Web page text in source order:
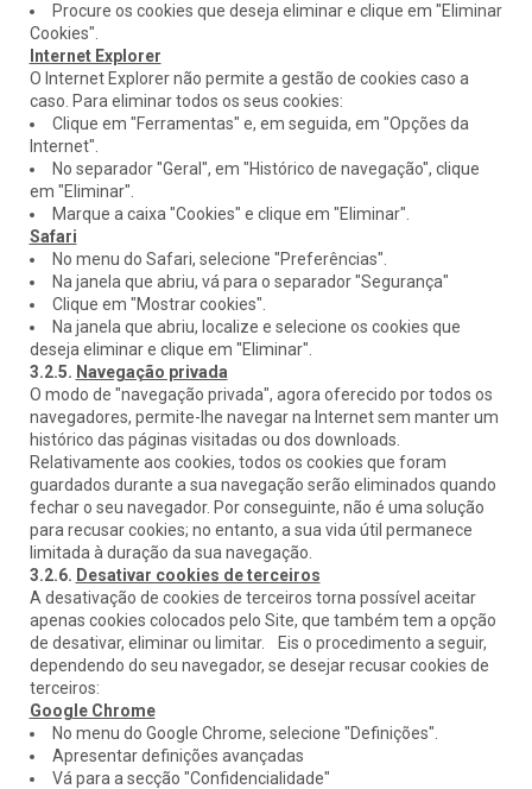
Procure os cookies que deseja eliminar e clique em "Eliminar
Cookies".
Internet Explorer
O Internet Explorer não permite a gestão de cookies caso a
caso. Para eliminar todos os seus cookies:
Clique em "Ferramentas" e, em seguida, em "Opções da
Internet".
No separador "Geral", em "Histórico de navegação", clique
em "Eliminar".
Marque a caixa "Cookies" e clique em "Eliminar".
Safari
No menu do Safari, selecione "Preferências".
Na janela que abriu, vá para o separador "Segurança"
Clique em "Mostrar cookies".
Na janela que abriu, localize e selecione os cookies que
deseja eliminar e clique em "Eliminar".
3.2.5. Navegação privada
O modo de "navegação privada", agora oferecido por todos os
navegadores, permite-lhe navegar na Internet sem manter um
histórico das páginas visitadas ou dos downloads.
Relativamente aos cookies, todos os cookies que foram
guardados durante a sua navegação serão eliminados quando
fechar o seu navegador. Por conseguinte, não é uma solução
para recusar cookies; no entanto, a sua vida útil permanece
limitada à duração da sua navegação.
3.2.6. Desativar cookies de terceiros
A desativação de cookies de terceiros torna possível aceitar
apenas cookies colocados pelo Site, que também tem a opção
de desativar, eliminar ou limitar. Eis o procedimento a seguir,
dependendo do seu navegador, se desejar recusar cookies de
terceiros:
Google Chrome
No menu do Google Chrome, selecione "Definições".
Apresentar definições avançadas
Vá para a secção "Confidencialidade"